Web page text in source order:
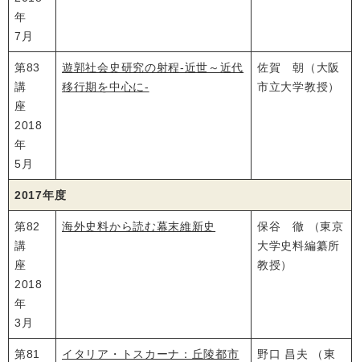
年
7月
第83
講
座
2018
年
5月
遊郭社会史研究の射程‐近世～近代
移行期を中心に‐
佐賀 朝（大阪
市立大学教授）
2017年度
第82
講
座
2018
年
3月
海外史料から読む幕末維新史
保谷 徹 （東京
大学史料編纂所
教授）
第81
イタリア・トスカーナ：丘陵都市
野口 昌夫 （東